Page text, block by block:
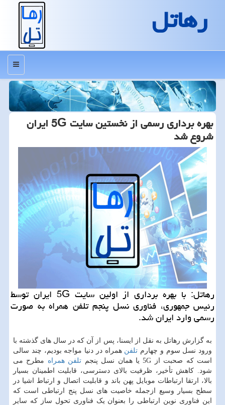
رهاتل
منو
بهره برداری رسمی از نخستین سایت 5G ایران
شروع شد
رهاتل: با بهره برداری از اولین سایت 5G ایران توسط
رئیس جمهوری، فناوری نسل پنجم تلفن همراه به صورت
رسمی وارد ایران شد.
به گزارش رهاتل به نقل از ایسنا، پس از آن که در سال های گذشته با
ورود نسل سوم و چهارم تلفن همراه در دنیا مواجه بودیم، چند سالی
است که صحبت از 5G یا همان نسل پنجم
تلفن همراه مطرح می
شود. کاهش تأخیر، ظرفیت بالای دسترسی، قابلیت اطمینان بسیار
بالا، ارتقا ارتباطات موبایل پهن باند و قابلیت اتصال و ارتباط اشیا در
سطح بسیار وسیع ازجمله خاصیت های نسل پنج ارتباطی است که
این فناوری نوین ارتباطی را بعنوان یک فناوری تحول ساز که سایر